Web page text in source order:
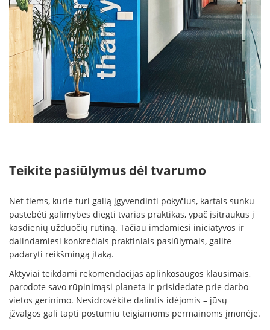
Teikite pasiūlymus dėl tvarumo
Net tiems, kurie turi galią įgyvendinti pokyčius, kartais sunku
pastebėti galimybes diegti tvarias praktikas, ypač įsitraukus į
kasdienių užduočių rutiną. Tačiau imdamiesi iniciatyvos ir
dalindamiesi konkrečiais praktiniais pasiūlymais, galite
padaryti reikšmingą įtaką.
Aktyviai teikdami rekomendacijas aplinkosaugos klausimais,
parodote savo rūpinimąsi planeta ir prisidedate prie darbo
vietos gerinimo. Nesidrovėkite dalintis idėjomis – jūsų
įžvalgos gali tapti postūmiu teigiamoms permainoms įmonėje.